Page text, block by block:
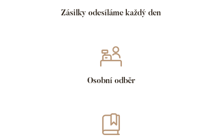
Zásilky odesíláme každý den
Osobní odběr